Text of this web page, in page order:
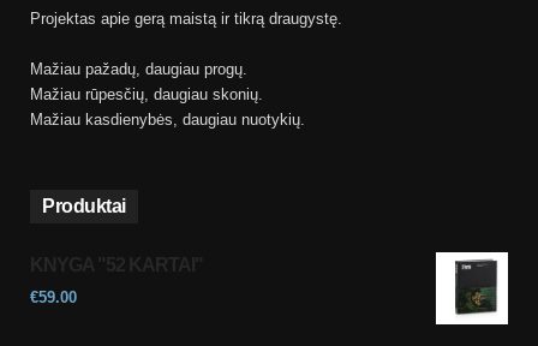
Projektas apie gerą maistą ir tikrą draugystę.
Mažiau pažadų, daugiau progų.
Mažiau rūpesčių, daugiau skonių.
Mažiau kasdienybės, daugiau nuotykių.
Produktai
€59.00